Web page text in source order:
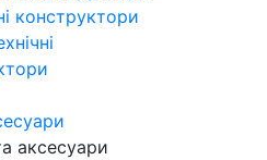
конструктори
аксесуари